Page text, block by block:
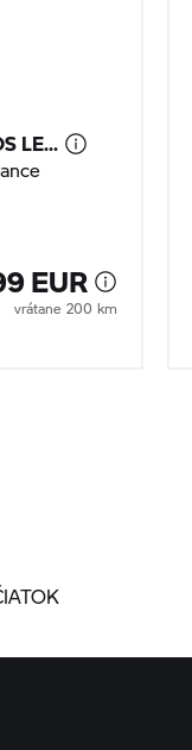
LE...
EUR
vrátane 200 km